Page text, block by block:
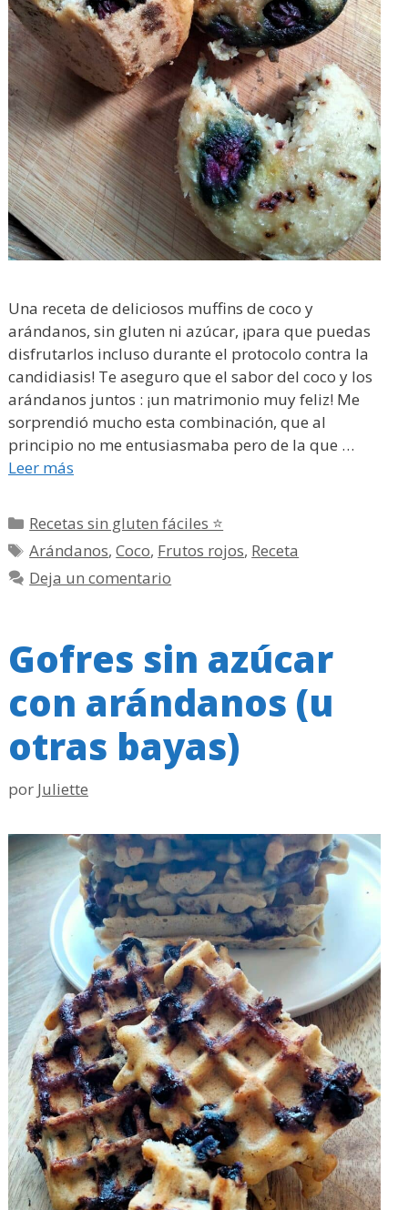
Una receta de deliciosos muffins de coco y
arándanos, sin gluten ni azúcar, ¡para que puedas
disfrutarlos incluso durante el protocolo contra la
candidiasis! Te aseguro que el sabor del coco y los
arándanos juntos : ¡un matrimonio muy feliz! Me
sorprendió mucho esta combinación, que al
principio no me entusiasmaba pero de la que …
Leer más
Categorías
Recetas sin gluten fáciles ⭐
Etiquetas
Arándanos,Coco, Frutos rojos, Receta
Deja un comentario
Gofres sin azúcar
con arándanos (u
otras bayas)
por Juliette